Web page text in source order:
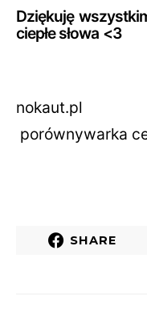
Dziękuję
ciepłe słowa <3
nokaut.pl
porównywarka
SHARE